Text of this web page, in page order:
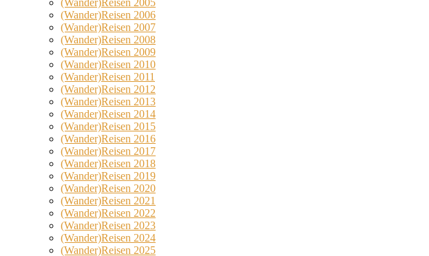
(Wander)Reisen 2006
(Wander)Reisen 2007
(Wander)Reisen 2008
(Wander)Reisen 2009
(Wander)Reisen 2010
(Wander)Reisen 2011
(Wander)Reisen 2012
(Wander)Reisen 2013
(Wander)Reisen 2014
(Wander)Reisen 2015
(Wander)Reisen 2016
(Wander)Reisen 2017
(Wander)Reisen 2018
(Wander)Reisen 2019
(Wander)Reisen 2020
(Wander)Reisen 2021
(Wander)Reisen 2022
(Wander)Reisen 2023
(Wander)Reisen 2024
(Wander)Reisen 2025